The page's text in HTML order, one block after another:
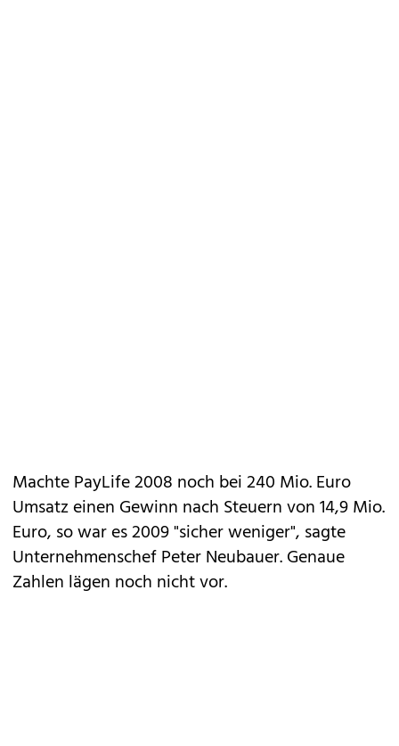
Machte PayLife 2008 noch bei 240 Mio. Euro
Umsatz einen Gewinn nach Steuern von 14,9 Mio.
Euro, so war es 2009 "sicher weniger", sagte
Unternehmenschef Peter Neubauer. Genaue
Zahlen lägen noch nicht vor.